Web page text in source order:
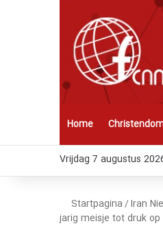
Home
Vrijdag 7 augustus
Startpagina/Iran
jarig meisje tot druk